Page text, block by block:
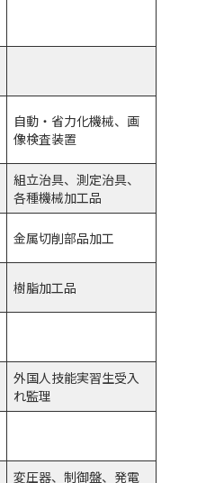
自動・省力化機械、画
像検査装置
組立治具、測定治具、
各種機械加工品
金属切削部品加工
樹脂加工品
外国人技能実習生受入
れ監理
変圧器、制御盤、発電